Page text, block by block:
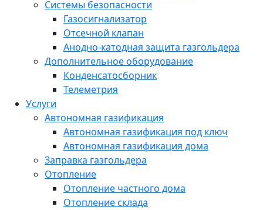
Системы безопасности
Газосигнализатор
Отсечной клапан
Анодно-катодная защита газгольдера
Дополнительное оборудование
Конденсатосборник
Телеметрия
Услуги
Автономная газификация
Автономная газификация под ключ
Автономная газификация дома
Заправка газгольдера
Отопление
Отопление частного дома
Отопление склада